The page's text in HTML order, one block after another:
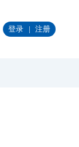
登录 注册